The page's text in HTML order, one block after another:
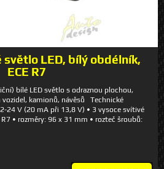
LED, bílý obdélník,
ECE R7
bílé LED světlo s odraznou plochou,
kamionů, návěsů Technické
24 V (20 mA při 13,8 V) • 3 vysoce svítivé
• rozměry: 96 x 31 mm • rozteč šroubů: